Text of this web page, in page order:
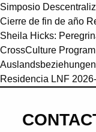
Simposio
Cierre de fin de año
Sheila Hicks:
CrossCulture
Residencia LNF